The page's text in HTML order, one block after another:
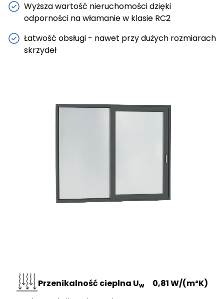
Wyższa wartość nieruchomości dzięki
odporności na włamanie w klasie RC2
Łatwość obsługi - nawet przy dużych rozmiarach
skrzydeł
Przenikalność cieplna Uw 0,81 W/(m²K)